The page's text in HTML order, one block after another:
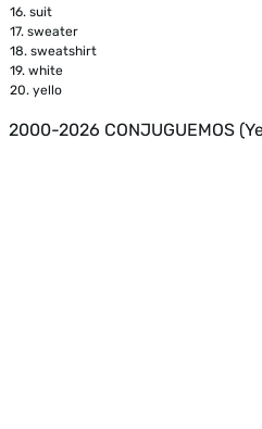
16. suit
17. sweater
18. sweatshirt
19. white
20. yello
2000-2026 CONJUGUEMOS